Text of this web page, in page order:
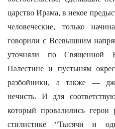
царство Ирама, в некое
человеческие, только
говорили с Всевышним
уточняли по Священной
Палестине и пустыням
разбойники, а также —
нечисть. И для
который провалились герои
стилистике “Тысячи и